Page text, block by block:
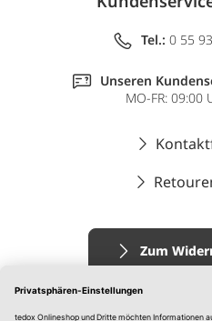
Tel.: 0 55
Unseren
MO-FR: 09:00
Zum